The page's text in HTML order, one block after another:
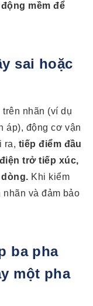
mềm để
sai hoặc
nhãn (ví dụ
áp), động cơ vận
ra, tiếp điểm đầu
trở tiếp xúc,
Khi kiểm
và đảm bảo
ba pha
một pha